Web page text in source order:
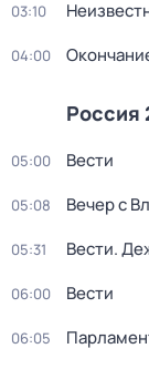
03:10
04:00
Россия
05:00 Вести
05:08 Вечер с
05:31 Вести.
06:00 Вести
06:05